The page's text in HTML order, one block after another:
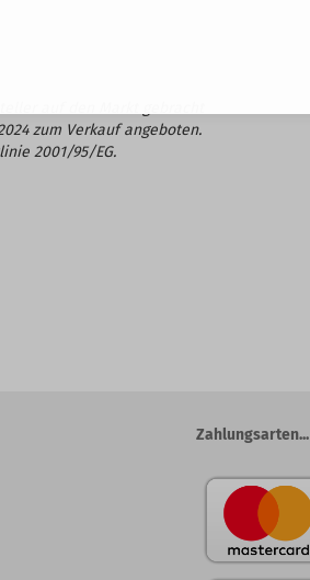
zum Verkauf angeboten.
2001/95/EG.
Zahlungsarten...